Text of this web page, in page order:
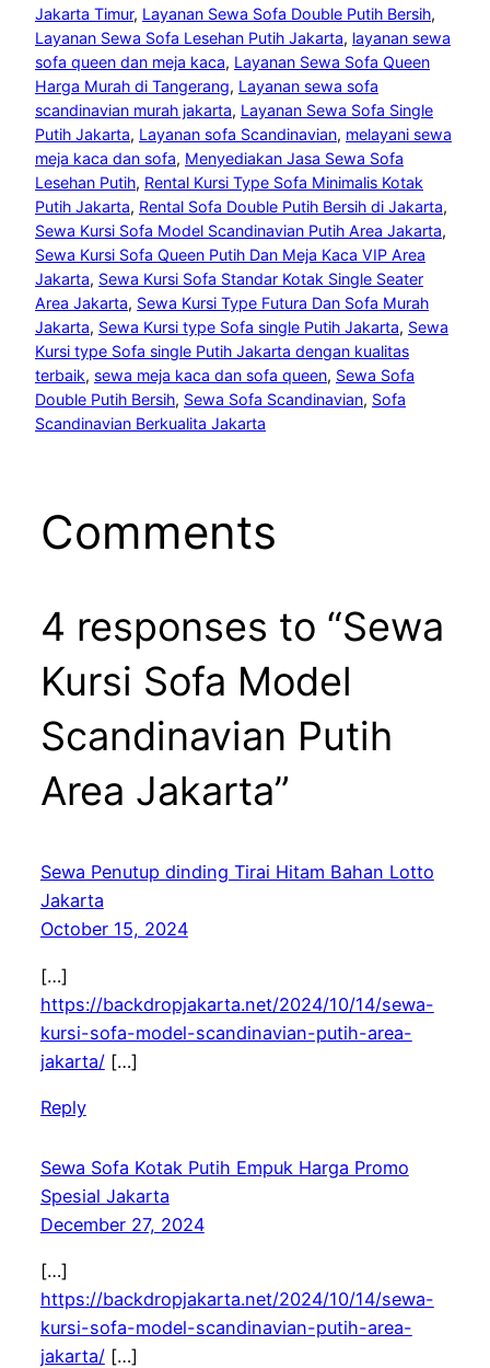
Jakarta Timur, Layanan Sewa Sofa Double Putih Bersih
Layanan Sewa Sofa Lesehan Putih Jakarta, layanan sewa
sofa queen dan meja kaca, Layanan Sewa Sofa Queen
Harga Murah di Tangerang, Layanan sewa sofa
scandinavian murah jakarta, Layanan Sewa Sofa Single
Putih Jakarta, Layanan sofa Scandinavian, melayani sewa
meja kaca dan sofa, Menyediakan Jasa Sewa Sofa
Lesehan Putih, Rental Kursi Type Sofa Minimalis Kotak
Putih Jakarta, Rental Sofa Double Putih Bersih di Jakarta
Sewa Kursi Sofa Model Scandinavian Putih Area Jakarta
Sewa Kursi Sofa Queen Putih Dan Meja Kaca VIP Area
Jakarta, Sewa Kursi Sofa Standar Kotak Single Seater
Area Jakarta, Sewa Kursi Type Futura Dan Sofa Murah
Jakarta, Sewa Kursi type Sofa single Putih Jakarta, Sewa
Kursi type Sofa single Putih Jakarta dengan kualitas
terbaik, sewa meja kaca dan sofa queen, Sewa Sofa
Double Putih Bersih, Sewa Sofa Scandinavian, Sofa
Scandinavian Berkualita Jakarta
Comments
4 responses to “Sewa
Kursi Sofa Model
Scandinavian Putih
Area Jakarta”
Sewa Penutup dinding Tirai Hitam Bahan Lotto
Jakarta
October 15, 2024
[…]
https://backdropjakarta.net/2024/10/14/sewa-
kursi-sofa-model-scandinavian-putih-area-
jakarta/[…]
Reply
Sewa Sofa Kotak Putih Empuk Harga Promo
Spesial Jakarta
December 27, 2024
[…]
https://backdropjakarta.net/2024/10/14/sewa-
kursi-sofa-model-scandinavian-putih-area-
jakarta/[…]